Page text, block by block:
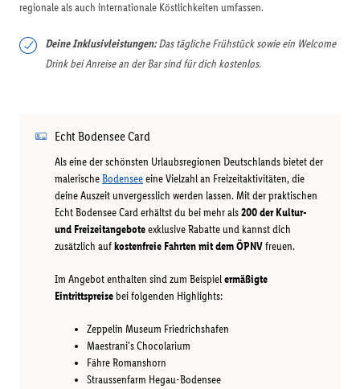
regionale als auch internationale Köstlichkeiten umfassen.
Deine Inklusivleistungen:Das tägliche Frühstück sowie ein Welcome
Drink bei Anreise an der Bar sind für dich kostenlos.
Echt Bodensee Card
Als eine der schönsten Urlaubsregionen Deutschlands bietet der
malerischeBodenseeeine Vielzahl an Freizeitaktivitäten, die
deine Auszeit unvergesslich werden lassen. Mit der praktischen
Echt Bodensee Card erhältst du bei mehr als200 der Kultur-
und Freizeitangeboteexklusive Rabatte und kannst dich
zusätzlich aufkostenfreie Fahrten mit dem ÖPNVfreuen.
Im Angebot enthalten sind zum Beispielermäßigte
Eintrittspreise bei folgenden Highlights:
Zeppelin Museum Friedrichshafen
Maestrani's Chocolarium
Fähre Romanshorn
Straussenfarm Hegau-Bodensee